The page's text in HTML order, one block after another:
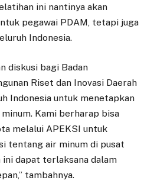
ini nantinya akan
pegawai PDAM, tetapi juga
Indonesia.
diskusi bagi Badan
Riset dan Inovasi Daerah
Indonesia untuk menetapkan
Kami berharap bisa
melalui APEKSI untuk
tentang air minum di pusat
dapat terlaksana dalam
tambahnya.